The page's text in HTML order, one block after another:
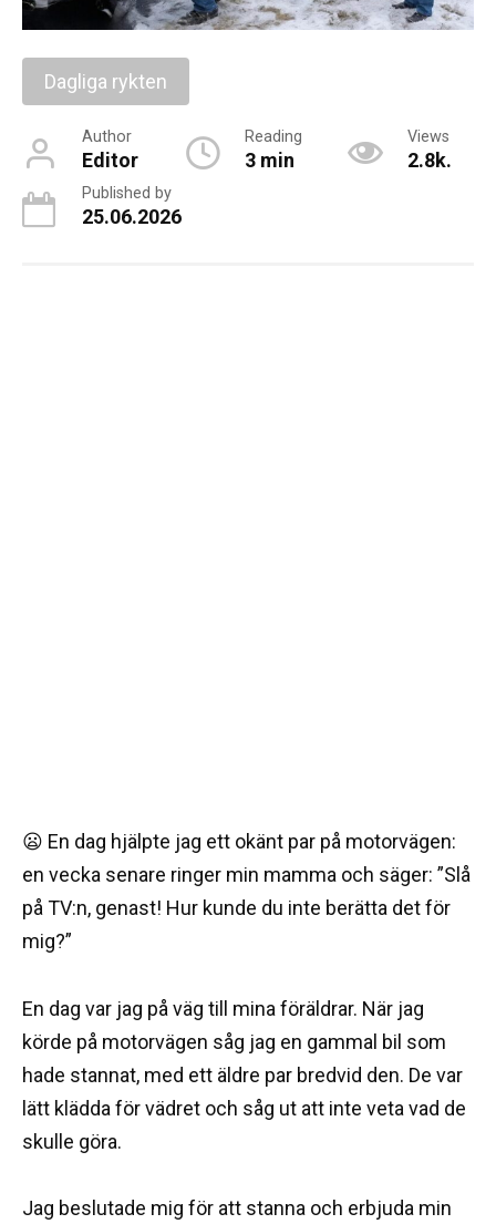
Dagliga rykten
Author
Editor
Reading
3 min
Views
2.8k.
Published by
25.06.2026
😦 En dag hjälpte jag ett okänt par på motorvägen:
en vecka senare ringer min mamma och säger: ”Slå
på TV:n, genast! Hur kunde du inte berätta det för
mig?”
En dag var jag på väg till mina föräldrar. När jag
körde på motorvägen såg jag en gammal bil som
hade stannat, med ett äldre par bredvid den. De var
lätt klädda för vädret och såg ut att inte veta vad de
skulle göra.
Jag beslutade mig för att stanna och erbjuda min